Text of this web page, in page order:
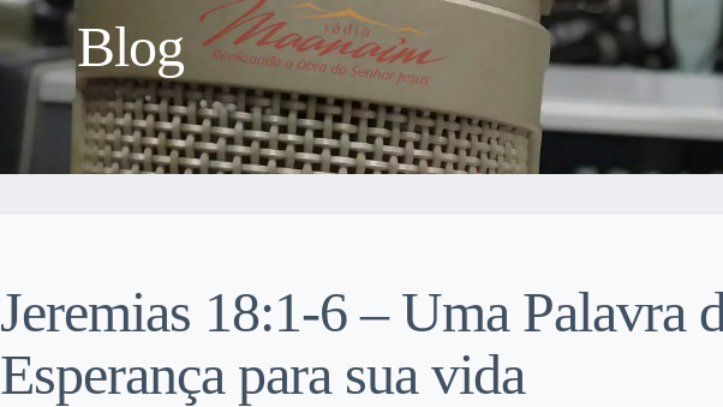
Blog
Jeremias 18:1-6 – Uma Palavra
Esperança para sua vida